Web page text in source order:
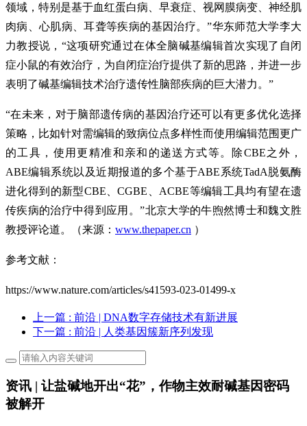
领域，特别是基于血红蛋白病、早衰症、视网膜病变、神经肌
肉病、心肌病、耳聋等疾病的基因治疗。”华东师范大学李大
力教授说，“这项研究通过在体全脑碱基编辑首次实现了自闭
症小鼠的有效治疗，为自闭症治疗提供了新的思路，并进一步
表明了碱基编辑技术治疗遗传性脑部疾病的巨大潜力。”
“在未来，对于脑部遗传病的基因治疗还可以有更多优化选择
策略，比如针对需编辑的致病位点多样性而使用编辑范围更广
的工具，使用更精准和亲和的递送方式等。除CBE之外，
ABE编辑系统以及近期报道的多个基于ABE系统TadA脱氨酶
进化得到的新型CBE、CGBE、ACBE等编辑工具均有望在遗
传疾病的治疗中得到应用。”北京大学的牛煦然博士和魏文胜
教授评论道。（来源： www.thepaper.cn ）
参考文献：
https://www.nature.com/articles/s41593-023-01499-x
上一篇 : 前沿 | DNA数字存储技术有新进展
下一篇 : 前沿 | 人类基因簇新序列发现
资讯 | 让盐碱地开出“花”，作物主效耐碱基因密码
被解开